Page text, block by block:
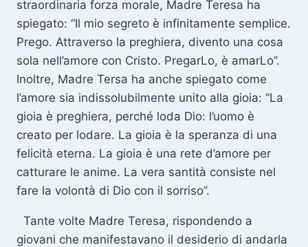
straordinaria forza morale, Madre Teresa ha
spiegato: “Il mio segreto è infinitamente semplice.
Prego. Attraverso la preghiera, divento una cosa
sola nell’amore con Cristo. PregarLo, è amarLo”.
Inoltre, Madre Tersa ha anche spiegato come
l’amore sia indissolubilmente unito alla gioia: “La
gioia è preghiera, perché loda Dio: l’uomo è
creato per lodare. La gioia è la speranza di una
felicità eterna. La gioia è una rete d’amore per
catturare le anime. La vera santità consiste nel
fare la volontà di Dio con il sorriso”.
Tante volte Madre Teresa, rispondendo a
giovani che manifestavano il desiderio di andarla